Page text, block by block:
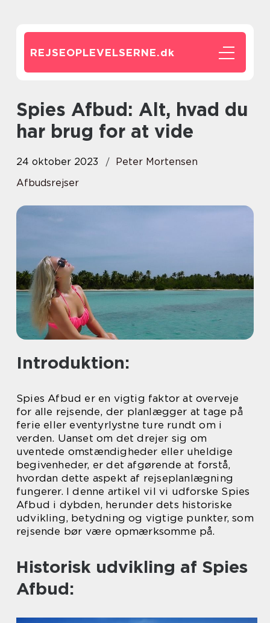
REJSEOPLEVELSERNE.dk
Spies Afbud: Alt, hvad du
har brug for at vide
24 oktober 2023
Peter Mortensen
Afbudsrejser
Introduktion:
Spies Afbud er en vigtig faktor at overveje
for alle rejsende, der planlægger at tage på
ferie eller eventyrlystne ture rundt om i
verden. Uanset om det drejer sig om
uventede omstændigheder eller uheldige
begivenheder, er det afgørende at forstå,
hvordan dette aspekt af rejseplanlægning
fungerer. I denne artikel vil vi udforske Spies
Afbud i dybden, herunder dets historiske
udvikling, betydning og vigtige punkter, som
rejsende bør være opmærksomme på.
Historisk udvikling af Spies
Afbud: